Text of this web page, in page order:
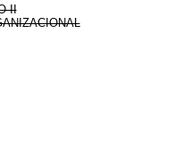
II